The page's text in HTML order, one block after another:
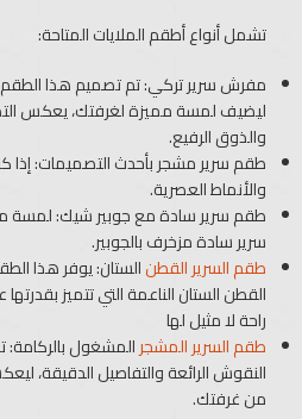
تشمل أنواع أطقم الملايات المتاحة:
مفرش سرير تركي: تم تصميم هذا الطقم
ليضيف لمسة مميزة لغرفتك، يعكس
والذوق الرفيع.
طقم سرير مشجر بأحدث التصميمات: إذا
والأنماط العصرية.
طقم سرير سادة مع جوبير شيك: لمسة
سرير سادة مزخرف بالجوبير.
طقم السرير القطنالستان: يوفر هذا
القطن الستان الناعمة التي تتميز
راحة لا مثيل لها
طقم السرير المشجرالمشغول
النقوش الرائعة والتفاصيل الدقيقة،
من غرفتك.